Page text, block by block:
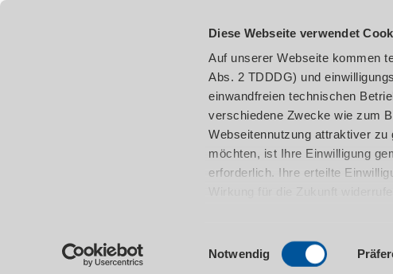
Diese Webseite verwendet
Auf unserer Webseite kommen
Abs. 2 TDDDG) und
einwandfreien technischen
verschiedene Zwecke wie zum
Webseitennutzung attraktiver
möchten, ist Ihre Einwilligung
erforderlich. Ihre erteilte
Einwilligungsauswahl
Notwendig